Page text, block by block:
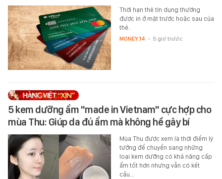
Thời hạn thẻ tín dụng thường
được in ở mặt trước hoặc sau của
thẻ.
MONEY.14 - 5 giờ trước
5 kem dưỡng ẩm "made in Vietnam" cực hợp cho
mùa Thu: Giúp da đủ ẩm mà không hề gây bí
Mùa Thu được xem là thời điểm lý
tưởng để chuyển sang những
loại kem dưỡng có khả năng cấp
ẩm tốt hơn nhưng vẫn có kết
cấu…